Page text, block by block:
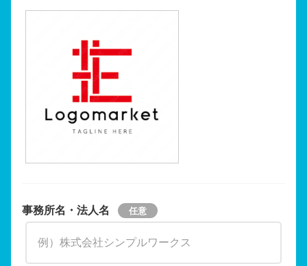
事務所名・法人名